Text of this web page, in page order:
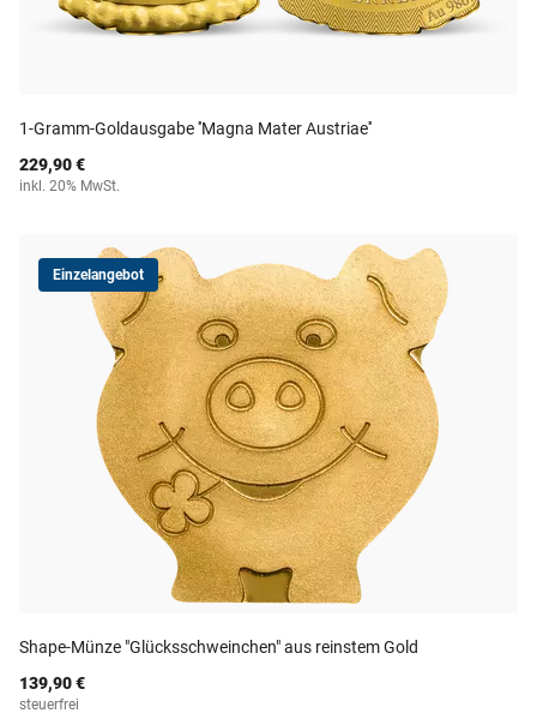
1-Gramm-Goldausgabe ''Magna Mater Austriae''
229,90 €
inkl. 20% MwSt.
Einzelangebot
Shape-Münze "Glücksschweinchen" aus reinstem Gold
139,90 €
steuerfrei